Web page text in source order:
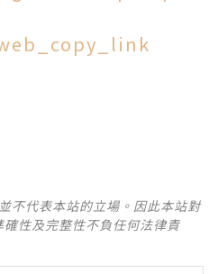
不代表本站的立場。因此本站對
性及完整性不負任何法律責